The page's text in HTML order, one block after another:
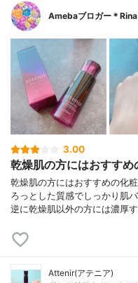
Amebaブロガー＊Rina
3.00
乾燥肌の方にはおすすめ
乾燥肌の方にはおすすめの化
ろっとした質感でしっかり肌
逆に乾燥肌以外の方には濃厚
Attenir(アテニア)